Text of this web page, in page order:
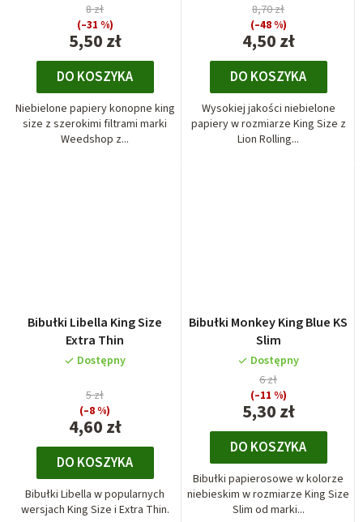
5,50 zł
8 zł
(–31 %)
DO KOSZYKA
Niebielone papiery konopne king
size z szerokimi filtrami marki
Weedshop z...
4,50 zł
8,70 zł
(–48 %)
DO KOSZYKA
Wysokiej jakości niebielone
papiery w rozmiarze King Size z
Lion Rolling...
Bibułki Libella King Size
Extra Thin
Dostępny
4,60 zł
5 zł
(–8 %)
DO KOSZYKA
Bibułki Libella w popularnych
wersjach King Size i Extra Thin.
Bibułki Monkey King Blue KS
Slim
Dostępny
5,30 zł
6 zł
(–11 %)
DO KOSZYKA
Bibułki papierosowe w kolorze
niebieskim w rozmiarze King Size
Slim od marki...